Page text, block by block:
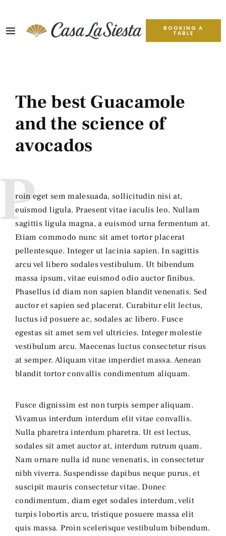
BOOKING A
TABLE
The best Guacamole
and the science of
avocados
roin eget sem malesuada, sollicitudin nisi at,
euismod ligula. Praesent vitae iaculis leo. Nullam
sagittis ligula magna, a euismod urna fermentum at.
Etiam commodo nunc sit amet tortor placerat
pellentesque. Integer ut lacinia sapien. In sagittis
arcu vel libero sodales vestibulum. Ut bibendum
massa ipsum, vitae euismod odio auctor finibus.
Phasellus id diam non sapien blandit venenatis. Sed
auctor et sapien sed placerat. Curabitur elit lectus,
luctus id posuere ac, sodales ac libero. Fusce
egestas sit amet sem vel ultricies. Integer molestie
vestibulum arcu. Maecenas luctus consectetur risus
at semper. Aliquam vitae imperdiet massa. Aenean
blandit tortor convallis condimentum aliquam.
Fusce dignissim est non turpis semper aliquam.
Vivamus interdum interdum elit vitae convallis.
Nulla pharetra interdum pharetra. Ut est lectus,
sodales sit amet auctor at, interdum rutrum quam.
Nam ornare nulla id nunc venenatis, in consectetur
nibh viverra. Suspendisse dapibus neque purus, et
suscipit mauris consectetur vitae. Donec
condimentum, diam eget sodales interdum, velit
turpis lobortis arcu, tristique posuere massa elit
quis massa. Proin scelerisque vestibulum bibendum.